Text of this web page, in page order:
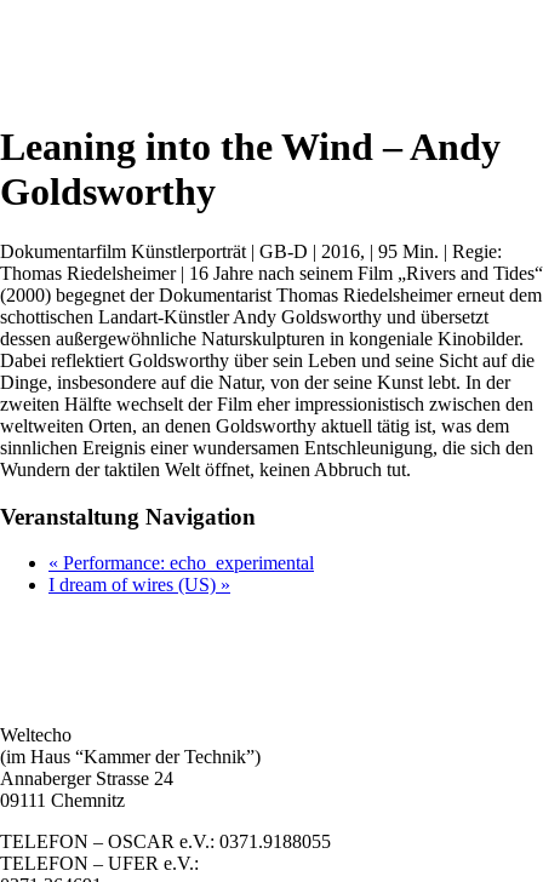
Leaning into the Wind – Andy
Goldsworthy
Dokumentarfilm Künstlerporträt | GB-D | 2016, | 95 Min. | Regie:
Thomas Riedelsheimer | 16 Jahre nach seinem Film „Rivers and Tides“
(2000) begegnet der Dokumentarist Thomas Riedelsheimer erneut dem
schottischen Landart-Künstler Andy Goldsworthy und übersetzt
dessen außergewöhnliche Naturskulpturen in kongeniale Kinobilder.
Dabei reflektiert Goldsworthy über sein Leben und seine Sicht auf die
Dinge, insbesondere auf die Natur, von der seine Kunst lebt. In der
zweiten Hälfte wechselt der Film eher impressionistisch zwischen den
weltweiten Orten, an denen Goldsworthy aktuell tätig ist, was dem
sinnlichen Ereignis einer wundersamen Entschleunigung, die sich den
Wundern der taktilen Welt öffnet, keinen Abbruch tut.
Veranstaltung Navigation
« Performance: echo_experimental
I dream of wires (US) »
Weltecho
(im Haus “Kammer der Technik”)
Annaberger Strasse 24
09111 Chemnitz
TELEFON – OSCAR e.V.: 0371.9188055
TELEFON – UFER e.V.: